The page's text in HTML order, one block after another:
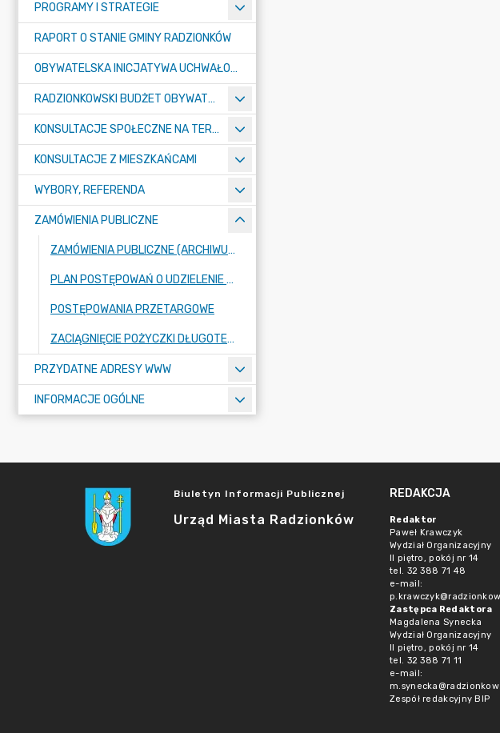
PROGRAMY I STRATEGIE
RAPORT O STANIE GMINY RADZIONKÓW
OBYWATELSKA INICJATYWA UCHWAŁODAWCZA
RADZIONKOWSKI BUDŻET OBYWATELSKI
KONSULTACJE SPOŁECZNE NA TERENIE MIASTA RADZIONKÓW
KONSULTACJE Z MIESZKAŃCAMI
WYBORY, REFERENDA
ZAMÓWIENIA PUBLICZNE
ZAMÓWIENIA PUBLICZNE (ARCHIWUM BIP)
PLAN POSTĘPOWAŃ O UDZIELENIE ZAMÓWIEŃ PUBLICZNYCH
POSTĘPOWANIA PRZETARGOWE
ZACIĄGNIĘCIE POŻYCZKI DŁUGOTERMINOWEJ DLA GMINY RADZIONKÓW W KWOCIE 15.000.000,00 ZŁ NA FINANSOWANIE PLANOWANEGO DEFICYTU BUDŻETU MIASTA ORAZ NA SPŁATĘ WCZEŚNIEJ ZACIĄGNIĘTYCH KREDYTÓW I POŻYCZKI
PRZYDATNE ADRESY WWW
INFORMACJE OGÓLNE
Biuletyn Informacji Publicznej
Urząd Miasta Radzionków
REDAKCJA
Redaktor
Paweł Krawczyk
Wydział Organizacyjny
II piętro, pokój nr 14
tel. 32 388 71 48
e-mail:
Zastępca Redaktora
Magdalena Synecka
Wydział Organizacyjny
II piętro, pokój nr 14
tel. 32 388 71 11
e-mail:
Zespół redakcyjny BIP